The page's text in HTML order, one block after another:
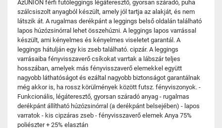
AzUNION férfi futóleggings légáteresztő, gyorsan száradó, puha
szálcsiszolt anyagból készült, amely jól tartja az alakját, és nem
látszik át. A rugalmas derékpánt a leggings belső oldalán található
lapos húzózsinórral lehet összehúzni. A leggings lapos varrással
készült, ami kényelmes és kényelmes viseletet garantál. A
leggings hátulján egy kis zseb található. cipzár. A leggings
varrásaiba fényvisszaverő csíkokat varrtak a lábszár teljes
hosszában, amelyek más fényvisszaverő elemekkel együtt
nagyobb láthatóságot és ezáltal nagyobb biztonságot garantálnak
még akkor is, ha rossz körülmények között futsz. fényviszonyok. -
Funkcionális, légáteresztő, gyorsan száradó anyag - rugalmas
derékpánt állítható húzózsinórral (a derékpánt belsejében) - lapos
varratok - kis cipzáras zseb - fényvisszaverő elemek Anya 75%
poliészter + 25% elasztán